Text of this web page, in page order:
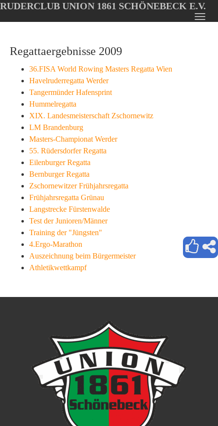
Oops, an error occurred! Code: 20260805212627f21dd59a
main
RUDERCLUB UNION 1861 SCHÖNEBECK E.V.
Regattaergebnisse 2009
36.FISA World Rowing Masters Regatta Wien
Havelruderregatta Werder
Tangermünder Hafensprint
Hummelregatta
XIX. Landesmeisterschaft Zschornewitz
LM Brandenburg
Masters-Championat Werder
55. Rüdersdorfer Regatta
Eilenburger Regatta
Bernburger Regatta
Zschornewitzer Frühjahrsregatta
Frühjahrsregatta Grünau
Langstrecke Fürstenwalde
Test der Junioren/Männer
Training der "Jüngsten"
4.Ergo-Marathon
Auszeichnung beim Bürgermeister
Athletikwettkampf